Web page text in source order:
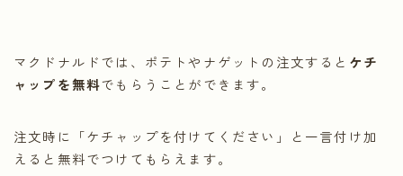
マクドナルドでは、ポテトやナゲットの注文すると ケチ
ャップを無料でもらうことができます。
注文時に「ケチャップを付けてください」と一言付け加
えると無料でつけてもらえます。